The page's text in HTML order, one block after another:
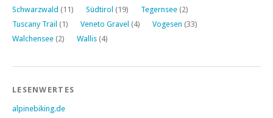
Schwarzwald (11) Südtirol (19) Tegernsee (2)
Tuscany Trail (1) Veneto Gravel (4) Vogesen (33)
Walchensee (2) Wallis (4)
LESENWERTES
alpinebiking.de